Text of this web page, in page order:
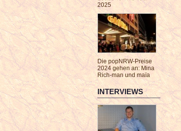
2025
Die popNRW-Preise
2024 gehen an: Mina
Rich-man und maïa
INTERVIEWS